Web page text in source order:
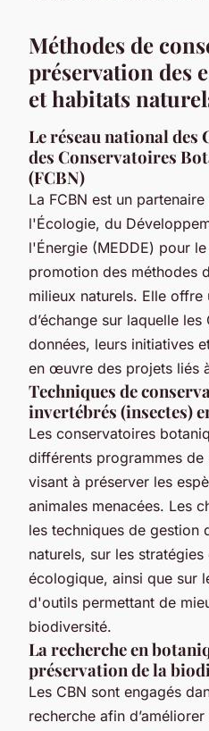
Méthodes de
préservation des
et habitats
Le réseau national des
des Conservatoires
(FCBN)
La FCBN est un
l'Écologie, du
l'Énergie (MEDDE) pour
promotion des méthodes
milieux naturels. Elle offre
d’échange sur laquelle
données, leurs initiatives
en œuvre des projets liés
Techniques de
invertébrés (insectes)
Les conservatoires
différents programmes de
visant à préserver les
animales menacées. Les
les techniques de gestion
naturels, sur les
écologique, ainsi que sur
d'outils permettant de
biodiversité.
La recherche en
préservation de la
Les CBN sont engagés
recherche afin